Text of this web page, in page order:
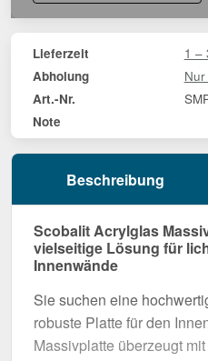
Lieferzeit 1 –
Abholung
Art.-Nr.
Note
Beschreibung
Scobalit Acrylglas
vielseitige Lösung für
Innenwände
Sie suchen eine
robuste Platte für den
Massivplatte überzeugt